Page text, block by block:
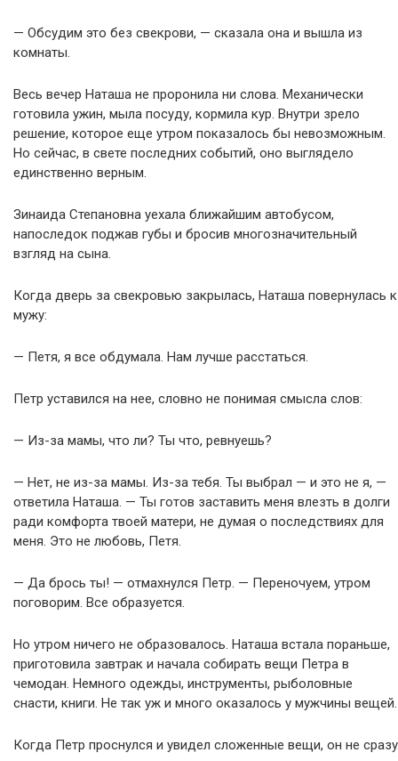
— Обсудим это без свекрови, — сказала она и вышла из
комнаты.
Весь вечер Наташа не проронила ни слова. Механически
готовила ужин, мыла посуду, кормила кур. Внутри зрело
решение, которое еще утром показалось бы невозможным.
Но сейчас, в свете последних событий, оно выглядело
единственно верным.
Зинаида Степановна уехала ближайшим автобусом,
напоследок поджав губы и бросив многозначительный
взгляд на сына.
Когда дверь за свекровью закрылась, Наташа повернулась к
мужу:
— Петя, я все обдумала. Нам лучше расстаться.
Петр уставился на нее, словно не понимая смысла слов:
— Из-за мамы, что ли? Ты что, ревнуешь?
— Нет, не из-за мамы. Из-за тебя. Ты выбрал — и это не я, —
ответила Наташа. — Ты готов заставить меня влезть в долги
ради комфорта твоей матери, не думая о последствиях для
меня. Это не любовь, Петя.
— Да брось ты! — отмахнулся Петр. — Переночуем, утром
поговорим. Все образуется.
Но утром ничего не образовалось. Наташа встала пораньше,
приготовила завтрак и начала собирать вещи Петра в
чемодан. Немного одежды, инструменты, рыболовные
снасти, книги. Не так уж и много оказалось у мужчины вещей.
Когда Петр проснулся и увидел сложенные вещи, он не сразу